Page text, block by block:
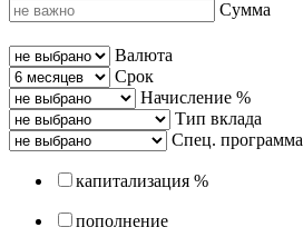
Сумма
Валюта
Срок
Начисление %
Тип вклада
Спец. программа
капитализация %
пополнение